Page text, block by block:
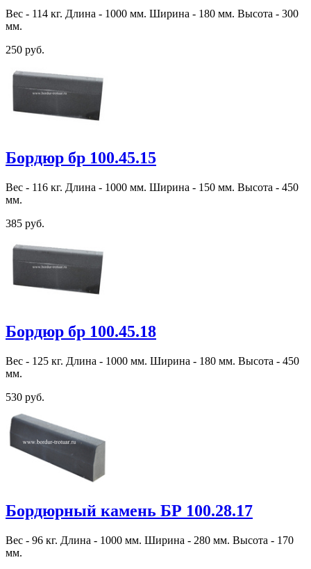
Вес - 114 кг. Длина - 1000 мм. Ширина - 180 мм. Высота - 300
мм.
250 руб.
Бордюр бр 100.45.15
Вес - 116 кг. Длина - 1000 мм. Ширина - 150 мм. Высота - 450
мм.
385 руб.
Бордюр бр 100.45.18
Вес - 125 кг. Длина - 1000 мм. Ширина - 180 мм. Высота - 450
мм.
530 руб.
Бордюрный камень БР 100.28.17
Вес - 96 кг. Длина - 1000 мм. Ширина - 280 мм. Высота - 170
мм.